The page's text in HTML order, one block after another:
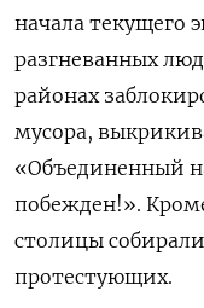
начала текущего
разгневанных
районах
мусора,
«Объединенный
побежден!».
столицы
протестующих.